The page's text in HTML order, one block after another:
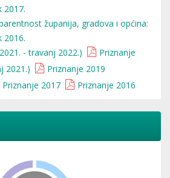
2017.
županija, gradova i općina:
2016.
- travanj 2022.)
Priznanje
2021.)
Priznanje 2019
Priznanje 2017 Priznanje 2016